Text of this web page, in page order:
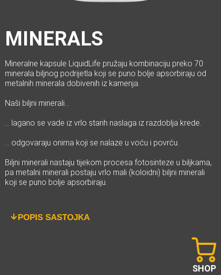
MINERALS
Mineralne kapsule LiquidLife pružaju kombinaciju preko 70
minerala biljnog podrijetla koji se puno bolje apsorbiraju od
metalnih minerala dobivenih iz kamenja.
Naši biljni minerali…
… lagano se vade iz vrlo starih naslaga iz razdoblja krede.
… odgovaraju onima koji se nalaze u voću i povrću.
Biljni minerali nastaju tijekom procesa fotosinteze u biljkama,
pa metalni minerali postaju vrlo mali (koloidni) biljni minerali
koji se puno bolje apsorbiraju.
POPIS SASTOJKA
SHOP